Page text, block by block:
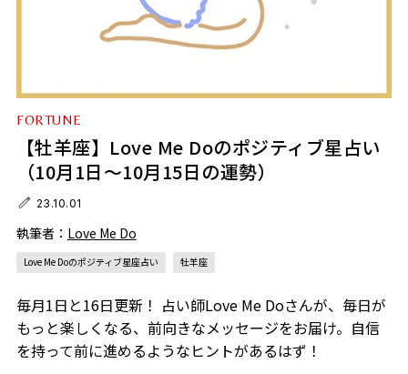
FORTUNE
【牡羊座】Love Me Doのポジティブ星占い
（10月1日～10月15日の運勢）
23.10.01
執筆者： Love Me Do
Love Me Doのポジティブ星座占い 牡羊座
毎月1日と16日更新！ 占い師Love Me Doさんが、毎日が
もっと楽しくなる、前向きなメッセージをお届け。自信
を持って前に進めるようなヒントがあるはず！